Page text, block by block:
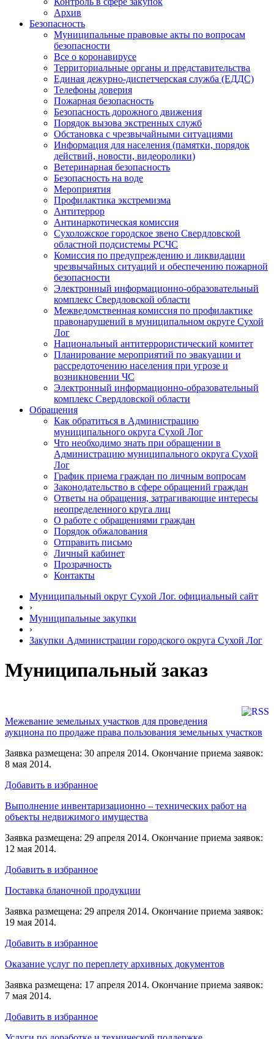
Архив
Безопасность
Муниципальные правовые акты по вопросам
безопасности
Все о коронавирусе
Территориальные органы и представительства
Единая дежурно-диспетчерская служба (ЕДДС)
Телефоны доверия
Пожарная безопасность
Безопасность дорожного движения
Порядок вызова экстренных служб
Обстановка с чрезвычайными ситуациями
Информация для населения (памятки, порядок
действий, новости, видеоролики)
Ветеринарная безопасность
Безопасность на воде
Мероприятия
Профилактика экстремизма
Антитеррор
Антинаркотическая комиссия
Сухоложское городское звено Свердловской
областной подсистемы РСЧС
Комиссия по предупреждению и ликвидации
чрезвычайных ситуаций и обеспечению пожарной
безопасности
Электронный информационно-образовательный
комплекс Cвердловской области
Межведомственная комиссия по профилактике
правонарушений в муниципальном округе Сухой
Лог
Национальный антитеррористический комитет
Планирование мероприятий по эвакуации и
рассредоточению населения при угрозе и
возникновении ЧС
Электронный информационно-образовательный
комплекс Свердловской области
Обращения
Как обратиться в Администрацию
муниципального округа Сухой Лог
Что необходимо знать при обращении в
Администрацию муниципального округа Сухой
Лог
График приема граждан по личным вопросам
Законодательство в сфере обращений граждан
Ответы на обращения, затрагивающие интересы
неопределенного круга лиц
О работе с обращениями граждан
Порядок обжалования
Отправить письмо
Личный кабинет
Прозрачность
Контакты
Муниципальный округ Сухой Лог. официальный сайт
›
Муниципальные закупки
›
Закупки Администрации городского округа Сухой Лог
Муниципальный заказ
Межевание земельных участков для проведения
аукциона по продаже права пользования земельных участков
Заявка размещена: 30 апреля 2014. Окончание приема заявок:
8 мая 2014.
Добавить в избранное
Выполнение инвентаризационно – технических работ на
объекты недвижимого имущества
Заявка размещена: 29 апреля 2014. Окончание приема заявок:
12 мая 2014.
Добавить в избранное
Поставка бланочной продукции
Заявка размещена: 29 апреля 2014. Окончание приема заявок:
19 мая 2014.
Добавить в избранное
Оказание услуг по переплету архивных документов
Заявка размещена: 17 апреля 2014. Окончание приема заявок:
7 мая 2014.
Добавить в избранное